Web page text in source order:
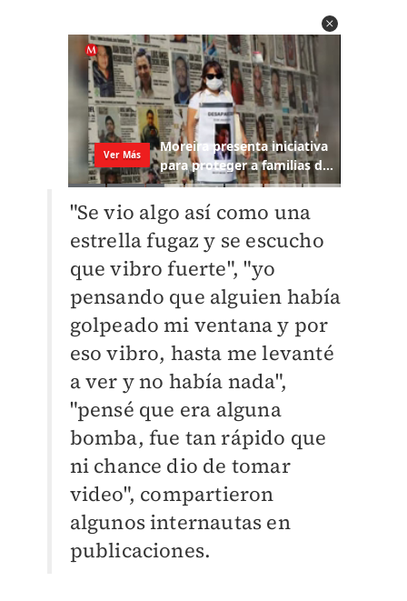
"Se vio algo así como una
estrella fugaz y se escucho
que vibro fuerte", "yo
pensando que alguien había
golpeado mi ventana y por
eso vibro, hasta me levanté
a ver y no había nada",
"pensé que era alguna
bomba, fue tan rápido que
ni chance dio de tomar
video", compartieron
algunos internautas en
publicaciones.